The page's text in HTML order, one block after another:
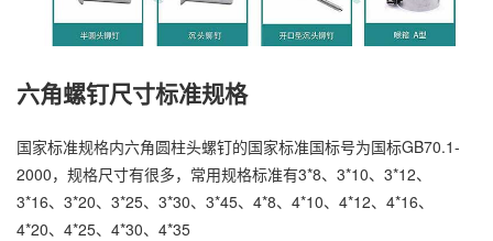
六角螺钉尺寸标准规格
国家标准规格内六角圆柱头螺钉的国家标准国标号为国标GB70.1-
2000，规格尺寸有很多，常用规格标准有3*8、3*10、3*12、
3*16、3*20、3*25、3*30、3*45、4*8、4*10、4*12、4*16、
4*20、4*25、4*30、4*35